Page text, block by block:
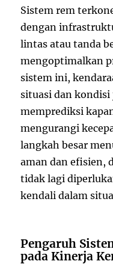
Sistem rem
dengan
lintas atau tanda
mengoptimalkan
sistem ini,
situasi dan
memprediksi
mengurangi
langkah besar
aman dan efisien,
tidak lagi
kendali dalam
Pengaruh
pada Kinerja